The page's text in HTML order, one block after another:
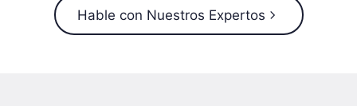
Hable con Nuestros Expertos